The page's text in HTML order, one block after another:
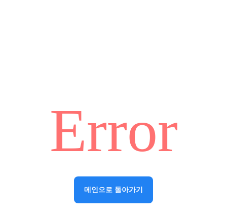
Error
메인으로 돌아가기